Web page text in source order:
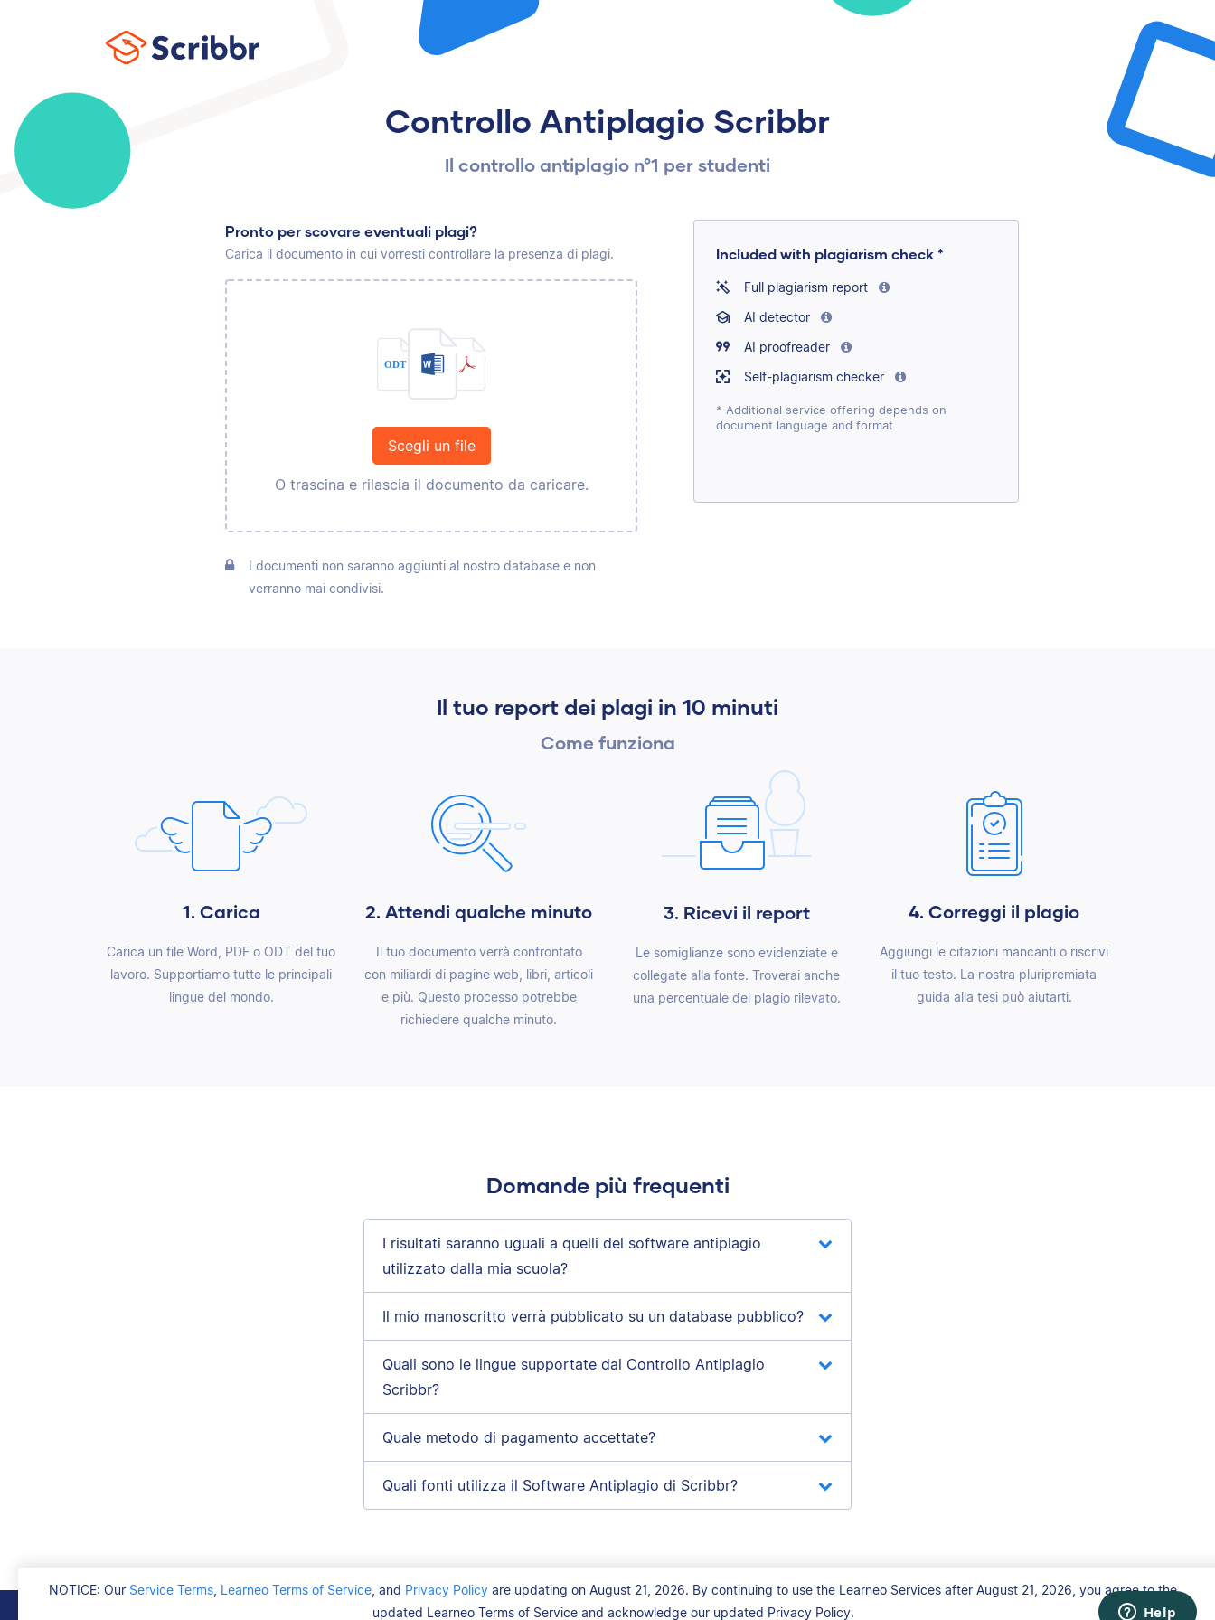
NOTICE: Our Service Terms Learneo Terms of Service , and Privacy Policy are updating on August 21, 2026. By continuing to use the Learneo Services after August 21, 2026, you agree to the
updated Learneo Terms of Service and acknowledge our updated Privacy Policy.
Controllo Antiplagio Scribbr
Il controllo antiplagio n°1 per studenti
Pronto per scovare eventuali plagi?
Carica il documento in cui vorresti controllare la presenza di plagi.
Scegli un file
O trascina e rilascia il documento da caricare.
I documenti non saranno aggiunti al nostro database e non
verranno mai condivisi.
Included with plagiarism check *
Full plagiarism report
AI detector
AI proofreader
Self-plagiarism checker
* Additional service offering depends on
document language and format
Il tuo report dei plagi in 10 minuti
Come funziona
1. Carica
Carica un file Word, PDF o ODT del tuo
lavoro. Supportiamo tutte le principali
lingue del mondo.
2. Attendi qualche minuto
Il tuo documento verrà confrontato
con miliardi di pagine web, libri, articoli
e più. Questo processo potrebbe
richiedere qualche minuto.
3. Ricevi il report
Le somiglianze sono evidenziate e
collegate alla fonte. Troverai anche
una percentuale del plagio rilevato.
4. Correggi il plagio
Aggiungi le citazioni mancanti o riscrivi
il tuo testo. La nostra pluripremiata
guida alla tesi può aiutarti.
Domande più frequenti
I risultati saranno uguali a quelli del software antiplagio
utilizzato dalla mia scuola?
Il mio manoscritto verrà pubblicato su un database pubblico?
Quali sono le lingue supportate dal Controllo Antiplagio
Scribbr?
Quale metodo di pagamento accettate?
Quali fonti utilizza il Software Antiplagio di Scribbr?